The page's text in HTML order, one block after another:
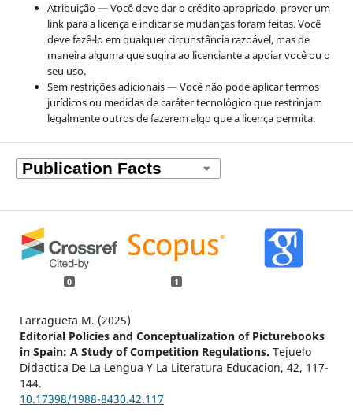
Atribuição — Você deve dar o crédito apropriado, prover um
link para a licença e indicar se mudanças foram feitas. Você
deve fazê-lo em qualquer circunstância razoável, mas de
maneira alguma que sugira ao licenciante a apoiar você ou o
seu uso.
Sem restrições adicionais — Você não pode aplicar termos
jurídicos ou medidas de caráter tecnológico que restrinjam
legalmente outros de fazerem algo que a licença permita.
0 1
Larragueta M. (2025)
Editorial Policies and Conceptualization of Picturebooks
in Spain: A Study of Competition Regulations. Tejuelo
Didactica De La Lengua Y La Literatura Educacion, 42, 117-
144.
10.17398/1988-8430.42.117